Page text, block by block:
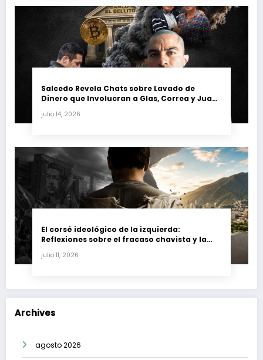
Salcedo Revela Chats sobre Lavado de
Dinero que Involucran a Glas, Correa y Juan
julio 14, 2026
El corsé ideológico de la izquierda:
Reflexiones sobre el fracaso chavista y la
julio 11, 2026
Archives
agosto 2026